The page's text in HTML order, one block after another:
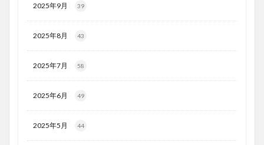
2025年9月 39
2025年8月 43
2025年7月 58
2025年6月 49
2025年5月 44